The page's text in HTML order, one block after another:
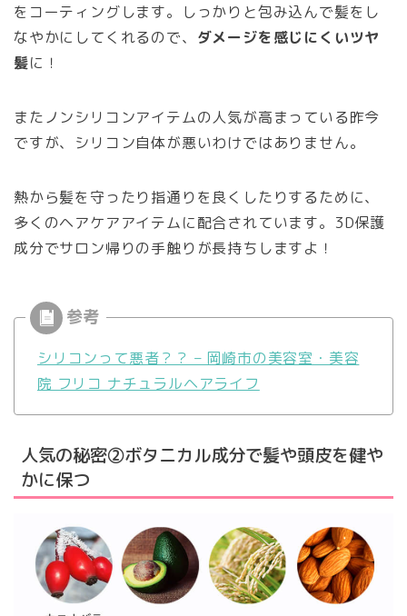
をコーティングします。しっかりと包み込んで髪をし
なやかにしてくれるので、 ダメージを感じにくいツヤ
髪に！
またノンシリコンアイテムの人気が高まっている昨今
ですが、シリコン自体が悪いわけではありません。
熱から髪を守ったり指通りを良くしたりするために、
多くのヘアケアアイテムに配合されています。3D保護
成分でサロン帰りの手触りが長持ちしますよ！
シリコンって悪者？？ – 岡崎市の美容室・美容
院 フリコ ナチュラルヘアライフ
人気の秘密②ボタニカル成分で髪や頭皮を健や
かに保つ